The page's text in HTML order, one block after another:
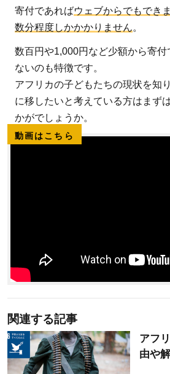
寄付であればウェブからでもでき
数分程度しかかかりません。
数百円や1,000円など少額から寄
ないのも特徴です。
アフリカの子どもたちの現状を知
に移したいと考えている方はまず
かがでしょうか。
動画はこちら
関連する記事
アフ
由や